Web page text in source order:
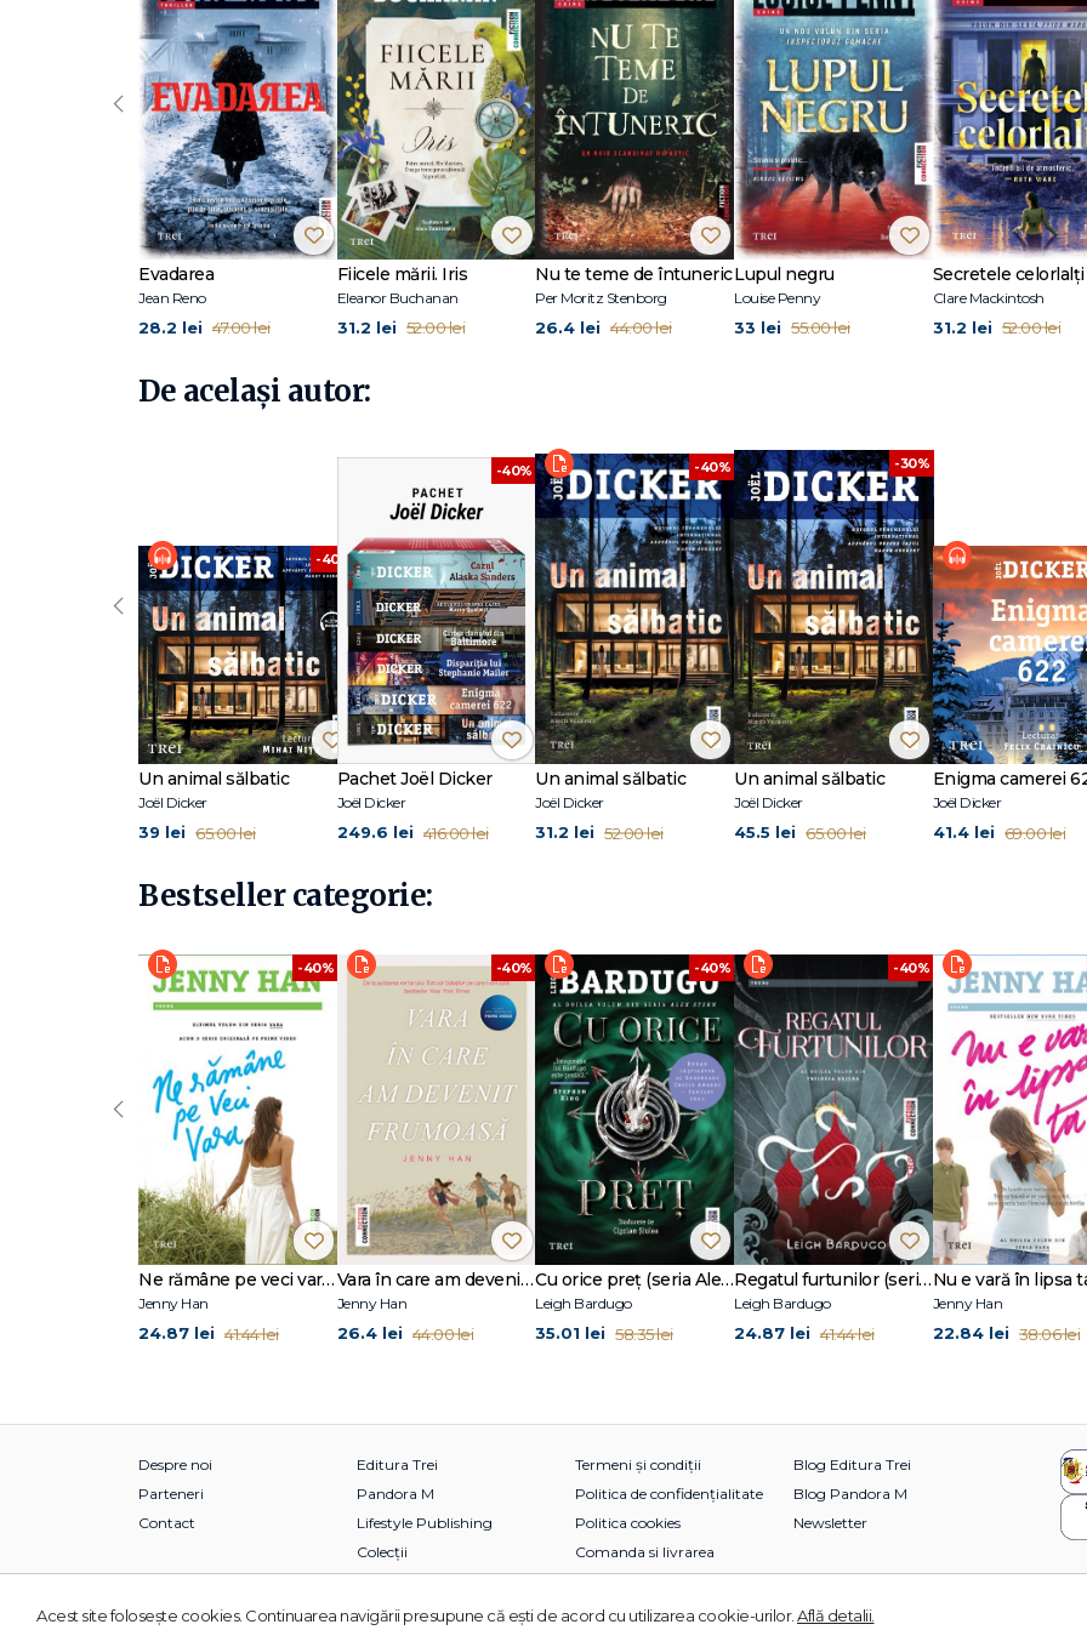
Evadarea
Jean Reno
28.2 lei 47.00 lei
Fiicele mării. Iris
Eleanor Buchanan
31.2 lei 52.00 lei
Nu te teme de întuneric
Per Moritz Stenborg
26.4 lei 44.00 lei
Lupul negru
Louise Penny
33 lei 55.00 lei
Secretele celorlalți
Clare Mackintosh
31.2 lei 52.00 lei
‹
De același autor:
-40%
Un animal sălbatic
Joël Dicker
39 lei 65.00 lei
-40%
Pachet Joël Dicker
Joël Dicker
249.6 lei 416.00 lei
-40%
Un animal sălbatic
Joël Dicker
31.2 lei 52.00 lei
-30%
Un animal sălbatic
Joël Dicker
45.5 lei 65.00 lei
Enigma camerei
Joël Dicker
41.4 lei 69.00 lei
‹
Bestseller categorie:
-40%
Ne rămâne pe veci vara (seria Vara, vol. 3)
Jenny Han
24.87 lei 41.44 lei
-40%
Vara în care am devenit frumoasă (seria Vara, vol. 1)
Jenny Han
26.4 lei 44.00 lei
-40%
Cu orice preț (seria Alex Stern, vol. 2)
Leigh Bardugo
35.01 lei 58.35 lei
-40%
Regatul furtunilor (seria Grisha, vol. 2)
Leigh Bardugo
24.87 lei 41.44 lei
Jenny Han
22.84 lei 38.06 lei
‹
Despre noi
Parteneri
Contact
Editura Trei
Pandora M
Lifestyle Publishing
Colecții
Termeni și condiții
Politica de confidențialitate
Politica cookies
Comanda si livrarea
Blog Editura Trei
Blog Pandora M
Newsletter
© 2026 Grupul Editorial TREI. Toate drepturile rezervate.
Acest site foloseşte cookies. Continuarea navigării presupune că eşti de acord cu utilizarea cookie-urilor. Află detalii.